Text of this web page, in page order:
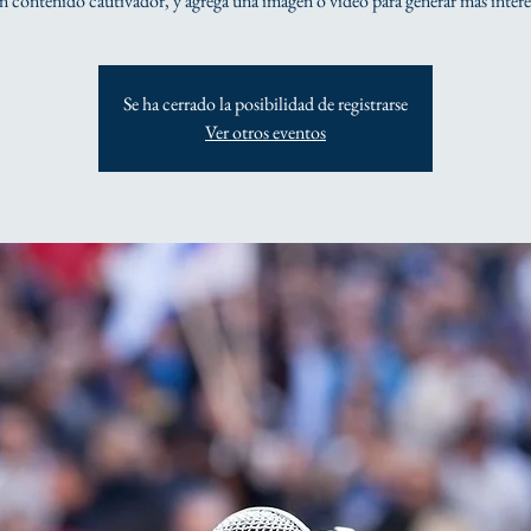
Se ha cerrado la posibilidad de registrarse
Ver otros eventos